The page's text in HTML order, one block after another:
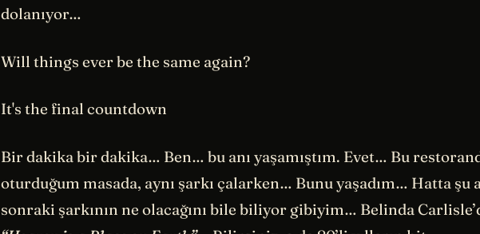
dolanıyor…
Will things ever be the same again?
It's the final countdown
Bir dakika bir dakika… Ben… bu anı yaşamıştım. Evet… Bu
oturduğum masada, aynı şarkı çalarken… Bunu yaşadım… Hatta şu
sonraki şarkının ne olacağını bile biliyor gibiyim… Belinda